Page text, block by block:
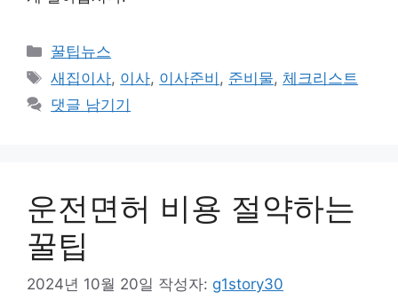
카
테
고
리
꿀팁뉴스
태
그
새집이사, 이사, 이사준비 , 준비물, 체크리스트
댓글 남기기
운전면허 비용 절약하는
꿀팁
2024년 10월 20일 작성자: g1story30